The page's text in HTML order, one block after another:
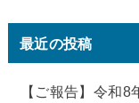
最近の投稿
【ご報告】令和